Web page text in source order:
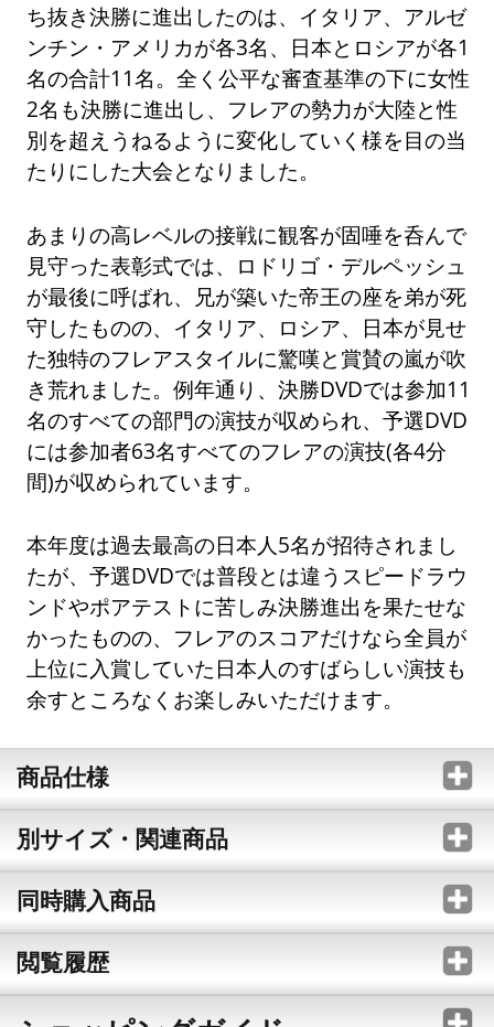
ち抜き決勝に進出したのは、イタリア、アルゼ
ンチン・アメリカが各3名、日本とロシアが各1
名の合計11名。全く公平な審査基準の下に女性
2名も決勝に進出し、フレアの勢力が大陸と性
別を超えうねるように変化していく様を目の当
たりにした大会となりました。
あまりの高レベルの接戦に観客が固唾を呑んで
見守った表彰式では、ロドリゴ・デルペッシュ
が最後に呼ばれ、兄が築いた帝王の座を弟が死
守したものの、イタリア、ロシア、日本が見せ
た独特のフレアスタイルに驚嘆と賞賛の嵐が吹
き荒れました。例年通り、決勝DVDでは参加11
名のすべての部門の演技が収められ、予選DVD
には参加者63名すべてのフレアの演技(各4分
間)が収められています。
本年度は過去最高の日本人5名が招待されまし
たが、予選DVDでは普段とは違うスピードラウ
ンドやポアテストに苦しみ決勝進出を果たせな
かったものの、フレアのスコアだけなら全員が
上位に入賞していた日本人のすばらしい演技も
余すところなくお楽しみいただけます。
商品仕様
別サイズ・関連商品
同時購入商品
閲覧履歴